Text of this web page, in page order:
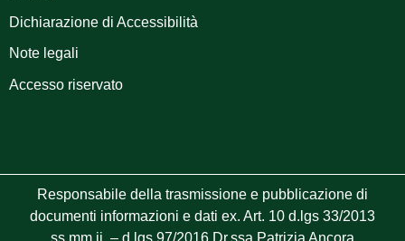
Dichiarazione di Accessibilità
Note legali
Accesso riservato
Responsabile della trasmissione e pubblicazione di
documenti informazioni e dati ex. Art. 10 d.lgs 33/2013